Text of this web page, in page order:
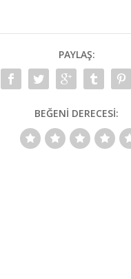
PAYLAŞ:
BEĞENI DERECESI: